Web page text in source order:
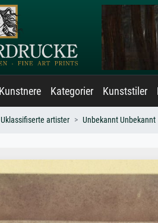
Kunstnere Kategorier Kunststiler
Uklassifiserte artister Unbekannt Unbekannt